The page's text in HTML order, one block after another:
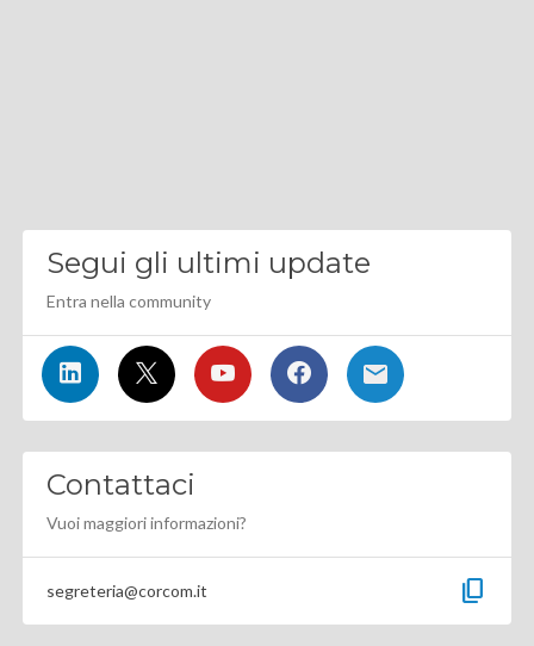
Segui gli ultimi update
Entra nella community
Contattaci
Vuoi maggiori informazioni?
segreteria@corcom.it content_copy